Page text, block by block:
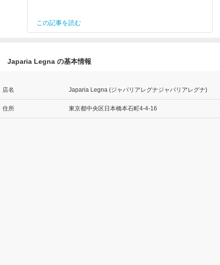
この記事を読む
Japaria Legna の基本情報
店名 Japaria Legna (ジャパリアレグナジャパリアレグナ)
住所 東京都中央区日本橋本石町4-4-16